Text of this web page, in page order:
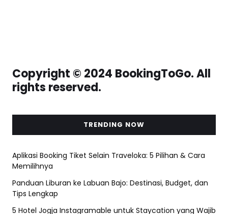
Copyright © 2024 BookingToGo. All
rights reserved.
TRENDING NOW
Aplikasi Booking Tiket Selain Traveloka: 5 Pilihan & Cara
Memilihnya
Panduan Liburan ke Labuan Bajo: Destinasi, Budget, dan
Tips Lengkap
5 Hotel Jogja Instagramable untuk Staycation yang Wajib